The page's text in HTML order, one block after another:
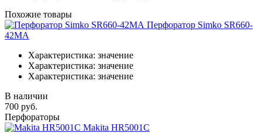
Похожие товары
Перфоратор Simko SR660-
42MA
Характеристика: значение
Характеристика: значение
Характеристика: значение
В наличии
700 руб.
Перфораторы
Makita HR5001C